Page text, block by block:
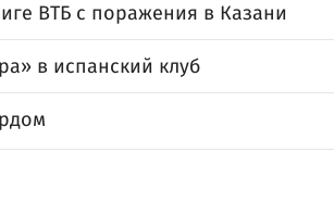
ВТБ с поражения в Казани
в испанский клуб